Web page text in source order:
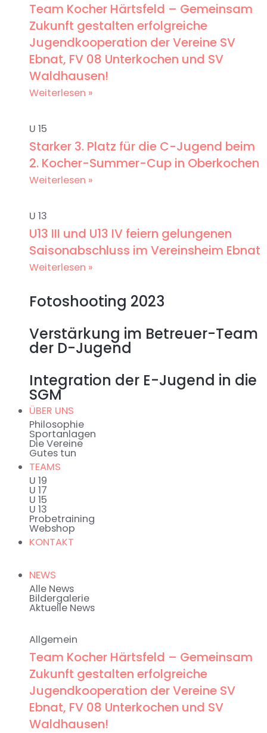
Team Kocher Härtsfeld – Gemeinsam
Zukunft gestalten erfolgreiche
Jugendkooperation der Vereine SV
Ebnat, FV 08 Unterkochen und SV
Waldhausen!
Weiterlesen »
U 15
Starker 3. Platz für die C-Jugend beim
2. Kocher-Summer-Cup in Oberkochen
Weiterlesen »
U 13
U13 III und U13 IV feiern gelungenen
Saisonabschluss im Vereinsheim Ebnat
Weiterlesen »
Fotoshooting 2023
Verstärkung im Betreuer-Team
der D-Jugend
Integration der E-Jugend in die
SGM
ÜBER UNS
Philosophie
Sportanlagen
Die Vereine
Gutes tun
TEAMS
U 19
U 17
U 15
U 13
Probetraining
Webshop
KONTAKT
NEWS
Alle News
Bildergalerie
Aktuelle News
Allgemein
Team Kocher Härtsfeld – Gemeinsam
Zukunft gestalten erfolgreiche
Jugendkooperation der Vereine SV
Ebnat, FV 08 Unterkochen und SV
Waldhausen!